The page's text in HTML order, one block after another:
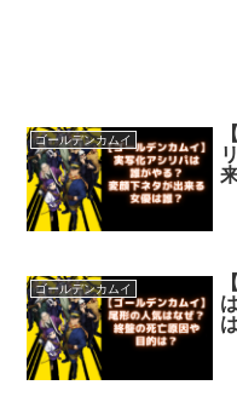
ゴールデンカムイ
ゴールデンカムイ